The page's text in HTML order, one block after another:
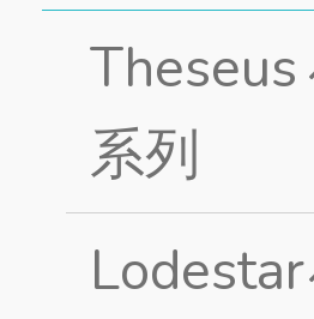
Theseus
系列
Lodestar